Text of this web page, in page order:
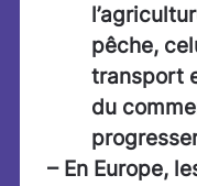
pêche,
transport
du
– En Europe,